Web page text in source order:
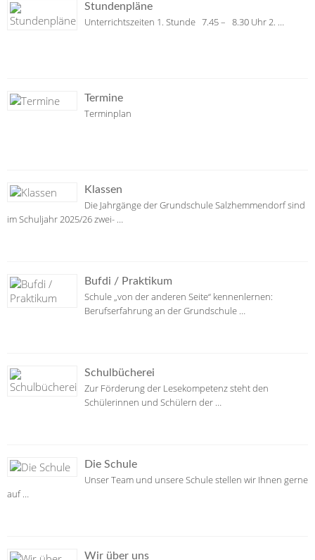
Stundenpläne
Unterrichtszeiten 1. Stunde 7.45 – 8.30 Uhr 2. …
Termine
Terminplan
Klassen
Die Jahrgänge der Grundschule Salzhemmendorf sind
im Schuljahr 2025/26 zwei- …
Bufdi / Praktikum
Schule „von der anderen Seite“ kennenlernen:
Berufserfahrung an der Grundschule …
Schulbücherei
Zur Förderung der Lesekompetenz steht den
Schülerinnen und Schülern der …
Die Schule
Unser Team und unsere Schule stellen wir Ihnen gerne
auf …
Wir über uns